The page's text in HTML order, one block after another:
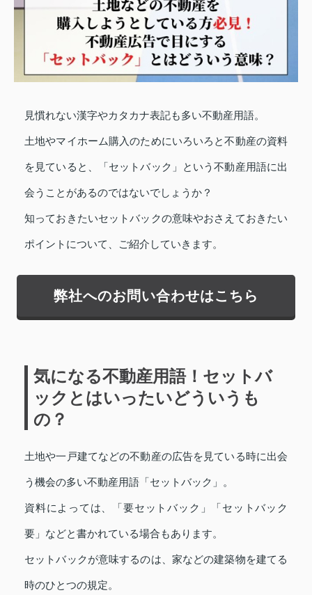
見慣れない漢字やカタカナ表記も多い不動産用語。
土地やマイホーム購入のためにいろいろと不動産の資料
を見ていると、「セットバック」という不動産用語に出
会うことがあるのではないでしょうか？
知っておきたいセットバックの意味やおさえておきたい
ポイントについて、ご紹介していきます。
弊社へのお問い合わせはこちら
気になる不動産用語！セットバ
ックとはいったいどういうも
の？
土地や一戸建てなどの不動産の広告を見ている時に出会
う機会の多い不動産用語「セットバック」。
資料によっては、「要セットバック」「セットバック
要」などと書かれている場合もあります。
セットバックが意味するのは、家などの建築物を建てる
時のひとつの規定。